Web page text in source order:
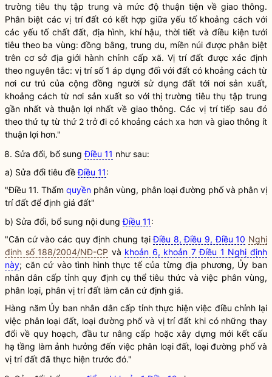
trường tiêu thụ tập trung và mức độ thuận tiện về giao thông.
Phân biệt các vị trí đất có kết hợp giữa yếu tố khoảng cách với
các yếu tố chất đất, địa hình, khí hậu, thời tiết và điều kiện tưới
tiêu theo ba vùng: đồng bằng, trung du, miền núi được phân biệt
trên cơ sở địa giới hành chính cấp xã. Vị trí đất được xác định
theo nguyên tắc: vị trí số 1 áp dụng đối với đất có khoảng cách từ
nơi cư trú của cộng đồng người sử dụng đất tới nơi sản xuất,
khoảng cách từ nơi sản xuất so với thị trường tiêu thụ tập trung
gần nhất và thuận lợi nhất về giao thông. Các vị trí tiếp sau đó
theo thứ tự từ thứ 2 trở đi có khoảng cách xa hơn và giao thông ít
thuận lợi hơn."
8. Sửa đổi, bổ sungĐiều 11 như sau:
a) Sửa đổi tiêu đềĐiều 11:
"Điều 11. Thẩmquyền phân vùng, phân loại đường phố và phân vị
trí đất để định giá đất"
b) Sửa đổi, bổ sung nội dungĐiều 11:
"Căn cứ vào các quy định chung tạiĐiều 8, Điều 9, Điều 10 Nghị
định số 188/2004/NĐ-CP và khoản 6, khoản 7 Điều 1 Nghị định
này; căn cứ vào tình hình thực tế của từng địa phương, Ủy ban
nhân dân cấp tỉnh quy định cụ thể tiêu thức và việc phân vùng,
phân loại, phân vị trí đất làm căn cứ định giá.
Hàng năm Ủy ban nhân dân cấp tỉnh thực hiện việc điều chỉnh lại
việc phân loại đất, loại đường phố và vị trí đất khi có những thay
đổi về quy hoạch, đầu tư nâng cấp hoặc xây dựng mới kết cấu
hạ tầng làm ảnh hưởng đến việc phân loại đất, loại đường phố và
vị trí đất đã thực hiện trước đó."